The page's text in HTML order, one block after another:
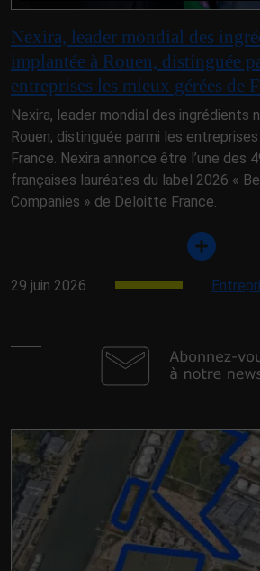
Nexira, leader mondial des
implantée à Rouen, distinguée
entreprises les mieux gérées de
Nexira, leader mondial des ingrédients
Rouen, distinguée parmi les
France. Nexira annonce être l’une des
françaises lauréates du label 2026 «
Companies » de Deloitte France.
29 juin 2026